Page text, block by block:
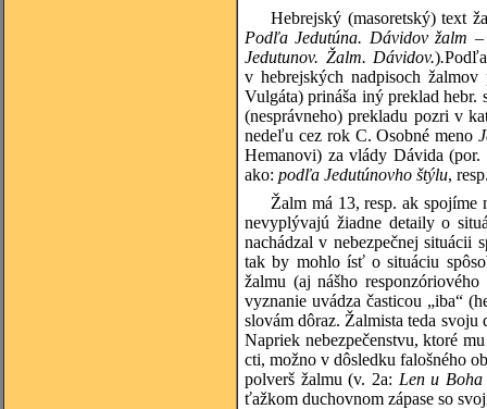
Hebrejský (masoretský) text
Podľa Jedutúna. Dávidov žalm
Jedutunov. Žalm. Dávidov.).
v hebrejských nadpisoch
Vulgáta) prináša iný preklad hebr.
(nesprávneho) prekladu pozri v
nedeľu cez rok C. Osobné meno
Hemanovi) za vlády Dávida
ako: podľa Jedutúnovho štýlu,
Žalm má 13, resp. ak spojíme
nevyplývajú žiadne detaily o
nachádzal v nebezpečnej
tak by mohlo ísť o situáciu
žalmu (aj nášho
vyznanie uvádza časticou „iba“
slovám dôraz. Žalmista teda svoju
Napriek nebezpečenstvu, ktoré
cti, možno v dôsledku falošného
polverš žalmu (v. 2a: Len u
ťažkom duchovnom zápase so